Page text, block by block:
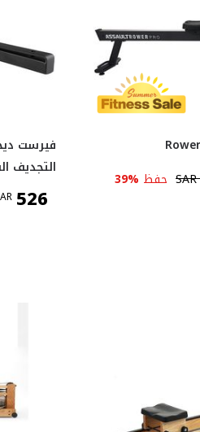
SAR حفظ 39%
فيرست
التجديف
526